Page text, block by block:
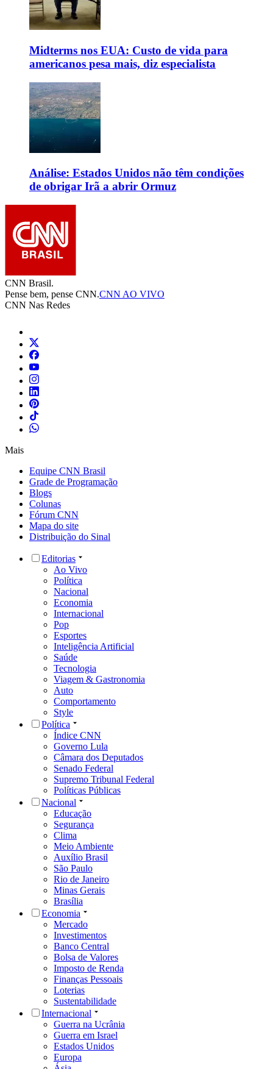
Midterms nos EUA: Custo de vida para
americanos pesa mais, diz especialista
Análise: Estados Unidos não têm condições
de obrigar Irã a abrir Ormuz
CNN Brasil.
Pense bem, pense CNN.CNN AO VIVO
CNN Nas Redes
Mais
Equipe CNN Brasil
Grade de Programação
Blogs
Colunas
Fórum CNN
Mapa do site
Distribuição do Sinal
Editorias
Ao Vivo
Política
Nacional
Economia
Internacional
Pop
Esportes
Inteligência Artificial
Saúde
Tecnologia
Viagem & Gastronomia
Auto
Comportamento
Style
Política
Índice CNN
Governo Lula
Câmara dos Deputados
Senado Federal
Supremo Tribunal Federal
Políticas Públicas
Nacional
Educação
Segurança
Clima
Meio Ambiente
Auxílio Brasil
São Paulo
Rio de Janeiro
Minas Gerais
Brasília
Economia
Mercado
Investimentos
Banco Central
Bolsa de Valores
Imposto de Renda
Finanças Pessoais
Loterias
Sustentabilidade
Internacional
Guerra na Ucrânia
Guerra em Israel
Estados Unidos
Europa